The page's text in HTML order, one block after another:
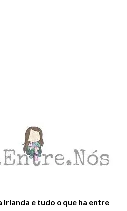
Irlanda e tudo o que ha entre